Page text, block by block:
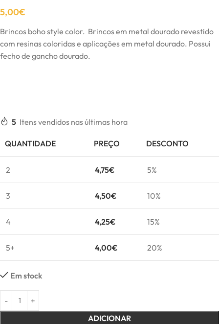
5,00€
Brincos boho style color. Brincos em metal dourado revestido
com resinas coloridas e aplicações em metal dourado. Possui
fecho de gancho dourado.
5 Itens vendidos nas últimas hora
QUANTIDADE PREÇO DESCONTO
2 4,75€ 5%
3 4,50€ 10%
4 4,25€ 15%
5+ 4,00€ 20%
Em stock
ADICIONAR